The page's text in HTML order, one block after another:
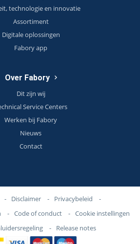
technologie en innovatie
Assortiment
Digitale oplossingen
Fabory app
Over Fabory
Dit zijn wij
Service Centers
Werken bij Fabory
Nieuws
Contact
- Disclaimer - Privacybeleid
-
- Code of conduct - Cookie instellingen
- Release notes